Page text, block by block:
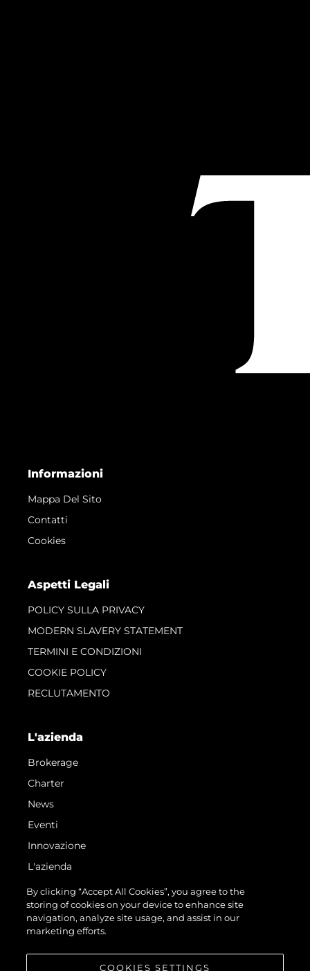
Informazioni
Mappa Del Sito
Contatti
Cookies
Aspetti Legali
POLICY SULLA PRIVACY
MODERN SLAVERY STATEMENT
TERMINI E CONDIZIONI
COOKIE POLICY
RECLUTAMENTO
L'azienda
Brokerage
Charter
News
Eventi
Innovazione
L'azienda
Il Team
Lifestyle
Heritage
By clicking “Accept All Cookies”, you agree to the
storing of cookies on your device to enhance site
navigation, analyze site usage, and assist in our
marketing efforts.
COOKIES SETTINGS